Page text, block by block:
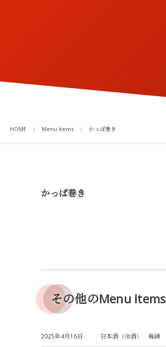
HOME Menu Items かっぱ巻き
かっぱ巻き
その他のMenu Items
2025年4月16日 日本酒（冷酒） 梅錦